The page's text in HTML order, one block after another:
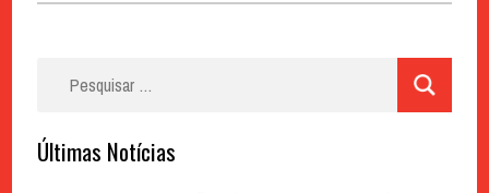
Últimas Notícias